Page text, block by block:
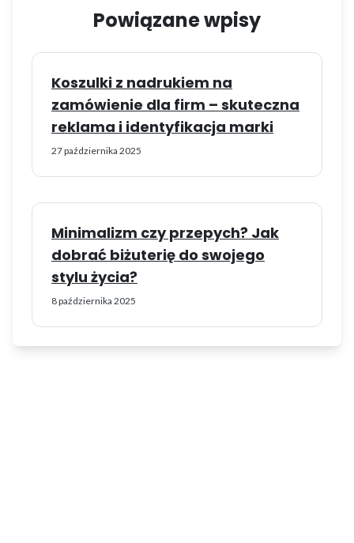
Powiązane wpisy
Koszulki z nadrukiem na
zamówienie dla firm – skuteczna
reklama i identyfikacja marki
27 października 2025
Minimalizm czy przepych? Jak
dobrać biżuterię do swojego
stylu życia?
8 października 2025